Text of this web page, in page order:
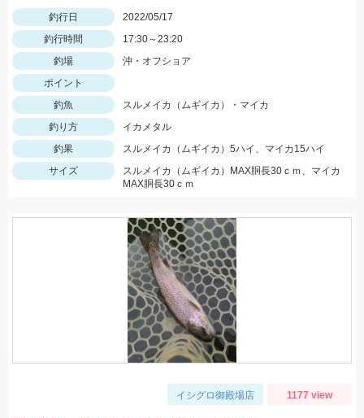
釣行日
2022/05/17
釣行時間
17:30～23:20
釣場
沖・オフショア
ポイント
釣魚
スルメイカ（ムギイカ）・マイカ
釣り方
イカメタル
釣果
スルメイカ（ムギイカ）5ハイ、マイカ15ハイ
サイズ
スルメイカ（ムギイカ）MAX胴長30ｃｍ、マイカ
MAX胴長30ｃｍ
イシグロ御殿場店 1177 view